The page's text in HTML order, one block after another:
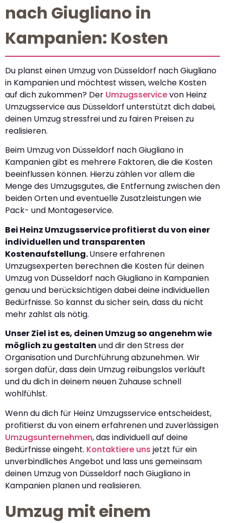
nach Giugliano in
Kampanien: Kosten
Du planst einen Umzug von Düsseldorf nach Giugliano
in Kampanien und möchtest wissen, welche Kosten
auf dich zukommen? Der Umzugsservicevon Heinz
Umzugsservice aus Düsseldorf unterstützt dich dabei,
deinen Umzug stressfrei und zu fairen Preisen zu
realisieren.
Beim Umzug von Düsseldorf nach Giugliano in
Kampanien gibt es mehrere Faktoren, die die Kosten
beeinflussen können. Hierzu zählen vor allem die
Menge des Umzugsgutes, die Entfernung zwischen den
beiden Orten und eventuelle Zusatzleistungen wie
Pack- und Montageservice.
Bei Heinz Umzugsservice profitierst du von einer
individuellen und transparenten
Kostenaufstellung.Unsere erfahrenen
Umzugsexperten berechnen die Kosten für deinen
Umzug von Düsseldorf nach Giugliano in Kampanien
genau und berücksichtigen dabei deine individuellen
Bedürfnisse. So kannst du sicher sein, dass du nicht
mehr zahlst als nötig.
Unser Ziel ist es, deinen Umzug so angenehm wie
möglich zu gestalten und dir den Stress der
Organisation und Durchführung abzunehmen. Wir
sorgen dafür, dass dein Umzug reibungslos verläuft
und du dich in deinem neuen Zuhause schnell
wohlfühlst.
Wenn du dich für Heinz Umzugsservice entscheidest,
profitierst du von einem erfahrenen und zuverlässigen
Umzugsunternehmen, das individuell auf deine
Bedürfnisse eingeht. Kontaktiere uns jetzt für ein
unverbindliches Angebot und lass uns gemeinsam
deinen Umzug von Düsseldorf nach Giugliano in
Kampanien planen und realisieren.
Umzug mit einem